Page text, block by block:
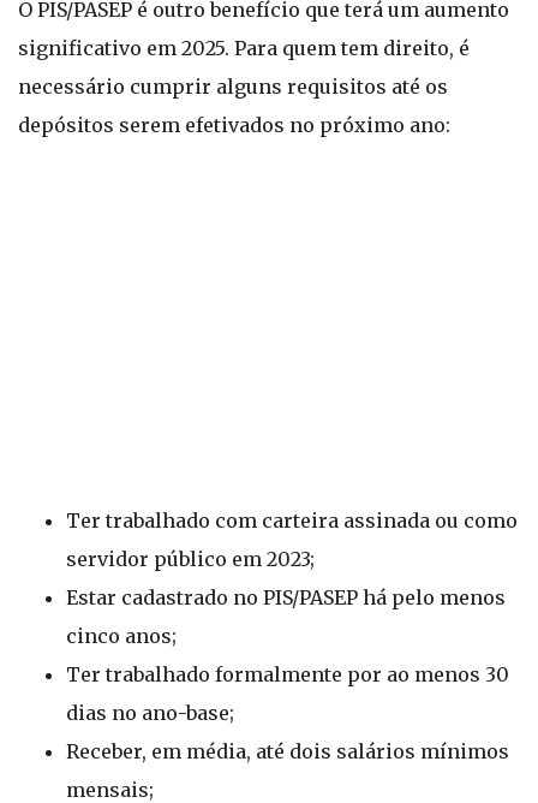
O PIS/PASEP é outro benefício que terá um aumento
significativo em 2025. Para quem tem direito, é
necessário cumprir alguns requisitos até os
depósitos serem efetivados no próximo ano:
Ter trabalhado com carteira assinada ou como
servidor público em 2023;
Estar cadastrado no PIS/PASEP há pelo menos
cinco anos;
Ter trabalhado formalmente por ao menos 30
dias no ano-base;
Receber, em média, até dois salários mínimos
mensais;